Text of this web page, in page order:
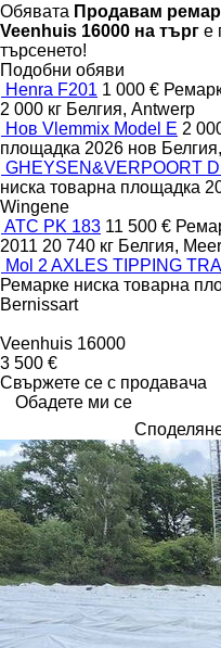
Обявата Продавам
Veenhuis 16000 на търг е
търсенето!
Подобни обяви
Henra F201 1 000 €
2 000 кг Белгия, Antwerp
Нов Vlemmix Model E 2
площадка 2026 нов
GHEYSEN&VERPOORT
ниска товарна площадка
Wingene
ATC PK 183 11 500 €
2011 20 740 кг Белгия, Meer
Mol 2 AXLES TIPPING
Ремарке ниска товарна
Bernissart
Veenhuis 16000
3 500 €
Свържете се с продавача
Обадете ми се